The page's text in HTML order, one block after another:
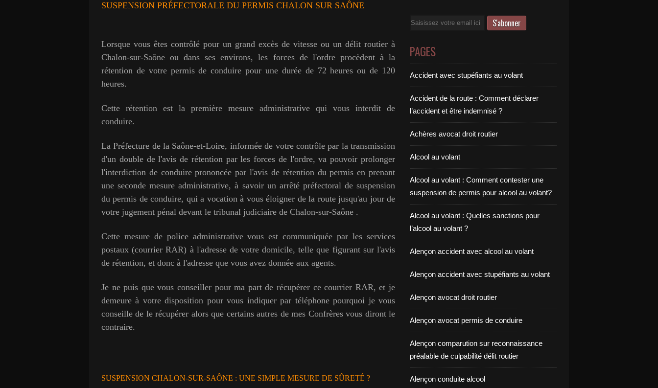
SUSPENSION PRÉFECTORALE DU PERMIS CHALON SUR SAÔNE
Lorsque vous êtes contrôlé pour un grand excès de vitesse ou un délit routier à
Chalon-sur-Saône ou dans ses environs, les forces de l'ordre procèdent à la
rétention de votre permis de conduire pour une durée de 72 heures ou de 120
heures.
Cette rétention est la première mesure administrative qui vous interdit de
conduire.
La Préfecture de la Saône-et-Loire, informée de votre contrôle par la transmission
d'un double de l'avis de rétention par les forces de l'ordre, va pouvoir prolonger
l'interdiction de conduire prononcée par l'avis de rétention du permis en prenant
une seconde mesure administrative, à savoir un arrêté préfectoral de suspension
du permis de conduire, qui a vocation à vous éloigner de la route jusqu'au jour de
votre jugement pénal devant le tribunal judiciaire de Chalon-sur-Saône .
Cette mesure de police administrative vous est communiquée par les services
postaux (courrier RAR) à l'adresse de votre domicile, telle que figurant sur l'avis
de rétention, et donc à l'adresse que vous avez donnée aux agents.
Je ne puis que vous conseiller pour ma part de récupérer ce courrier RAR, et je
demeure à votre disposition pour vous indiquer par téléphone pourquoi je vous
conseille de le récupérer alors que certains autres de mes Confrères vous diront le
contraire.
SUSPENSION CHALON-SUR-SAÔNE : UNE SIMPLE MESURE DE SÛRETÉ ?
Email
PAGES
Accident avec stupéfiants au volant
Accident de la route : Comment déclarer
l’accident et être indemnisé ?
Achères avocat droit routier
Alcool au volant
Alcool au volant : Comment contester une
suspension de permis pour alcool au volant?
Alcool au volant : Quelles sanctions pour
l’alcool au volant ?
Alençon accident avec alcool au volant
Alençon accident avec stupéfiants au volant
Alençon avocat droit routier
Alençon avocat permis de conduire
Alençon comparution sur reconnaissance
préalable de culpabilité délit routier
Alençon conduite alcool